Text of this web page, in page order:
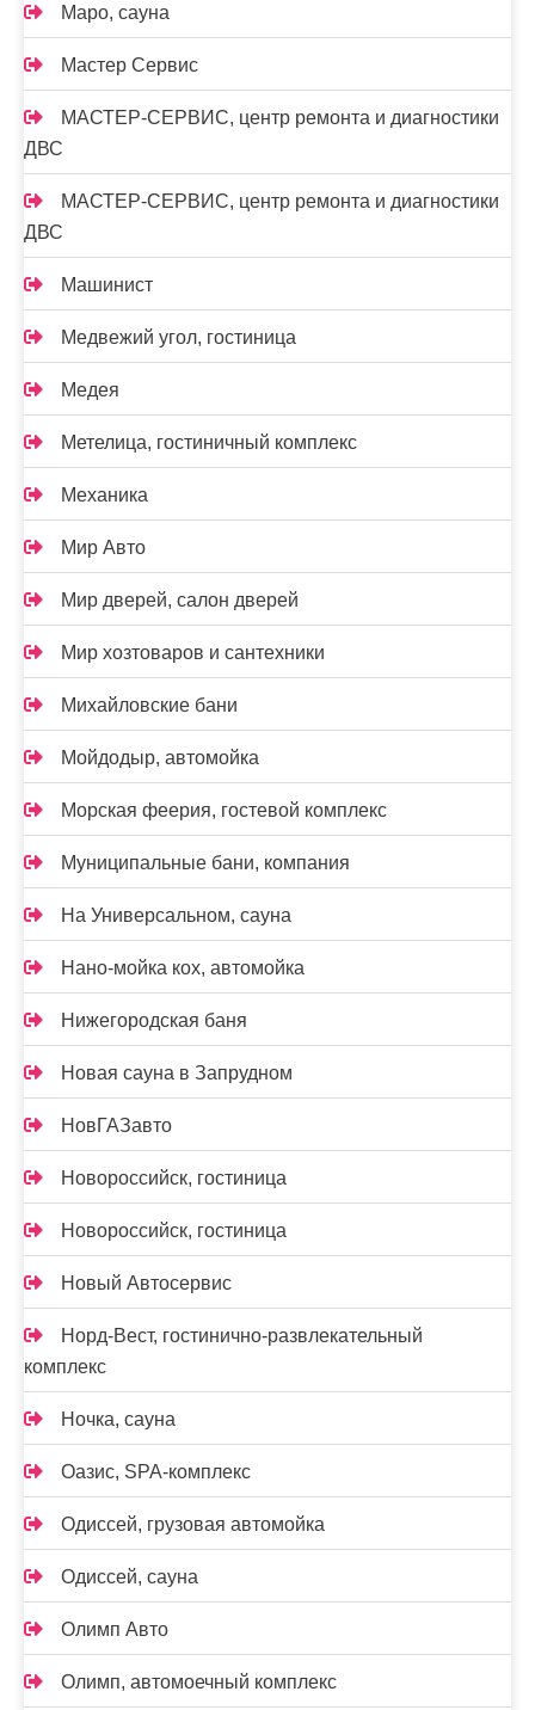
Маро, сауна
Мастер Сервис
МАСТЕР-СЕРВИС, центр ремонта и диагностики
ДВС
МАСТЕР-СЕРВИС, центр ремонта и диагностики
ДВС
Машинист
Медвежий угол, гостиница
Медея
Метелица, гостиничный комплекс
Механика
Мир Авто
Мир дверей, салон дверей
Мир хозтоваров и сантехники
Михайловские бани
Мойдодыр, автомойка
Морская феерия, гостевой комплекс
Муниципальные бани, компания
На Универсальном, сауна
Нано-мойка кох, автомойка
Нижегородская баня
Новая сауна в Запрудном
НовГАЗавто
Новороссийск, гостиница
Новороссийск, гостиница
Новый Автосервис
Норд-Вест, гостинично-развлекательный
комплекс
Ночка, сауна
Оазис, SPA-комплекс
Одиссей, грузовая автомойка
Одиссей, сауна
Олимп Авто
Олимп, автомоечный комплекс